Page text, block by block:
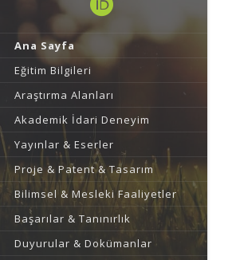
Ana Sayfa
Eğitim Bilgileri
Araştırma Alanları
Akademik İdari Deneyim
Yayınlar & Eserler
Proje & Patent & Tasarım
Bilimsel & Mesleki Faaliyetler
Başarılar & Tanınırlık
Duyurular & Dokümanlar